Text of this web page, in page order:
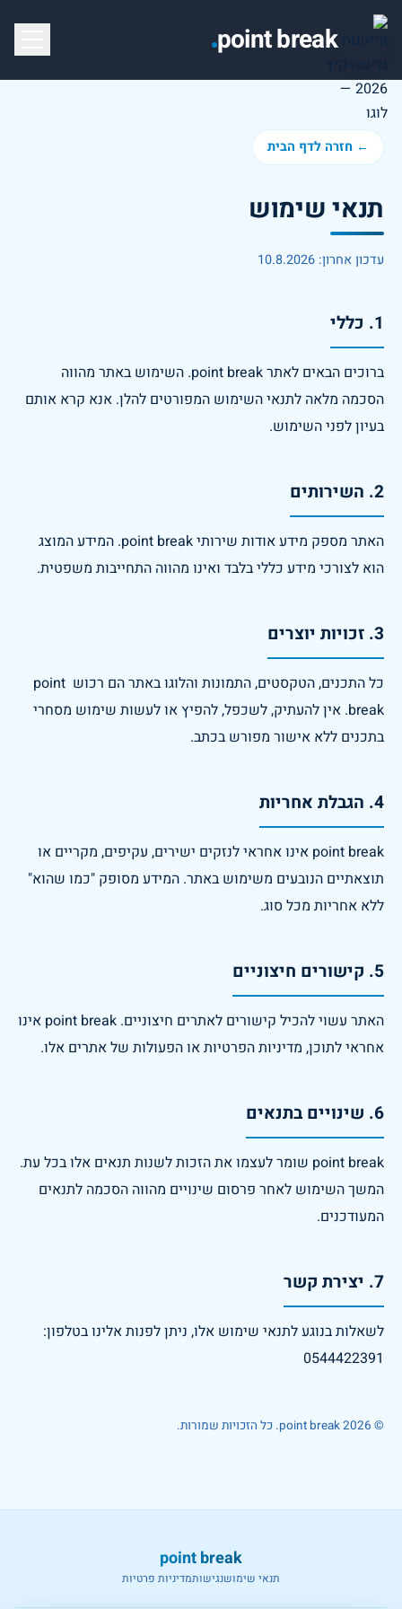
point break
← חזרה לדף הבית
תנאי שימוש
עדכון אחרון:
10.8.2026
1. כללי
בעיון לפני השימוש.
2. השירותים
הוא לצורכי מידע כללי בלבד ואינו מהווה התחייבות משפטית.
3. זכויות יוצרים
כל התכנים, הטקסטים, התמונות והלוגו באתר הם רכוש point
בתכנים ללא אישור מפורש בכתב.
4. הגבלת אחריות
ללא אחריות מכל סוג.
5. קישורים חיצוניים
אחראי לתוכן, מדיניות הפרטיות או הפעולות של אתרים אלו.
6. שינויים בתנאים
המעודכנים.
7. יצירת קשר
0544422391
©
2026
point break
. כל הזכויות שמורות.
point break
תנאי שימושנגישותמדיניות פרטיות